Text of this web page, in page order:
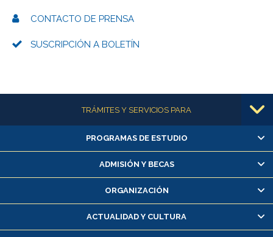
CONTACTO DE PRENSA
SUSCRIPCIÓN A BOLETÍN
Más informaciónTRÁMITES Y SERVICIOS PARA
Alumnas/os y exalumnas/os
Matrícula en línea
Inscripción y cambio de asignaturas
Consulta y certificado de notas
Servicio médico y dental
PROGRAMAS DE ESTUDIO
ADMISIÓN Y BECAS
ORGANIZACIÓN
ACTUALIDAD Y CULTURA